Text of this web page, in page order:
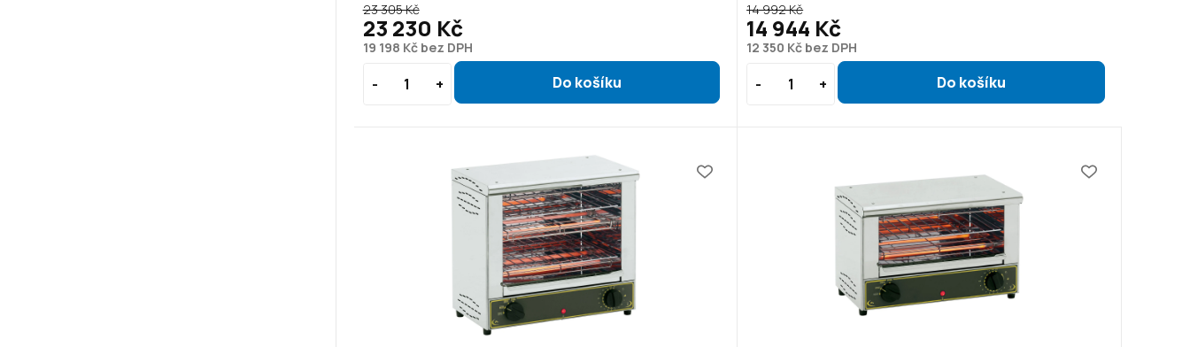
19 198 Kč bez DPH
23 305 Kč
23 230 Kč
12 350 Kč bez DPH
14 992 Kč
14 944 Kč